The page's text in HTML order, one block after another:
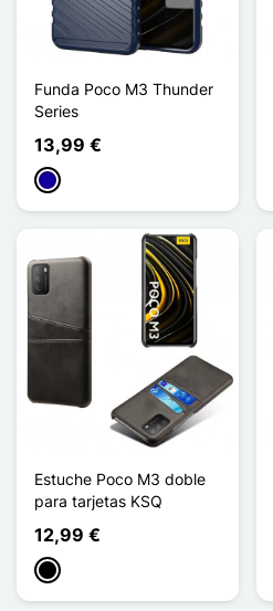
Funda Poco M3 Thunder
Series
13,99 €
Azul oscuro
Estuche Poco M3 doble
para tarjetas KSQ
12,99 €
Negro